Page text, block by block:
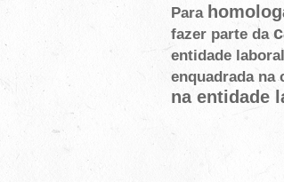
Para
fazer parte da
entidade
enquadrada na
na entidade